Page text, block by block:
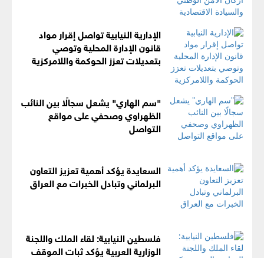
الإدارية النيابية تواصل إقرار مواد
قانون الإدارة المحلية وتوصي
بتعديلات تعزز الحوكمة واللامركزية
"سم الهاري" يشعل سجالًا بين النائب
الظهراوي وصحفي على مواقع
التواصل
السعايدة يؤكد أهمية تعزيز التعاون
البرلماني وتبادل الخبرات مع العراق
فلسطين النيابية: لقاء الملك واللجنة
الوزارية العربية يؤكد ثبات الموقف